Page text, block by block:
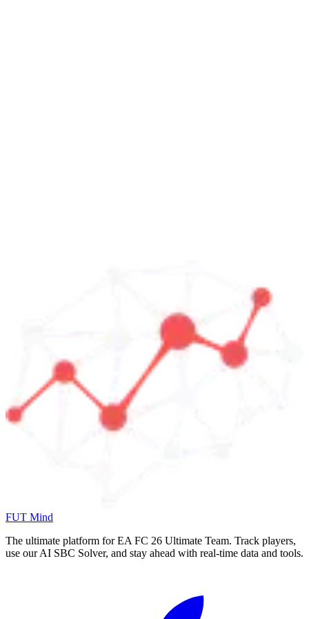
FUT Mind
The ultimate platform for EA FC 26 Ultimate Team. Track players,
use our AI SBC Solver, and stay ahead with real-time data and tools.